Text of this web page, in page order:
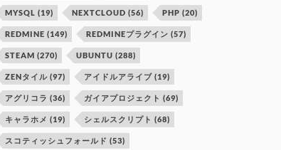
MYSQL (19) NEXTCLOUD (56) PHP (20)
REDMINE (149) REDMINEプラグイン (57)
STEAM (270) UBUNTU (288)
ZENタイル (97) アイドルアライブ (19)
アグリコラ (36) ガイアプロジェクト (69)
キャラホメ (19) シェルスクリプト (68)
スコティッシュフォールド (53)